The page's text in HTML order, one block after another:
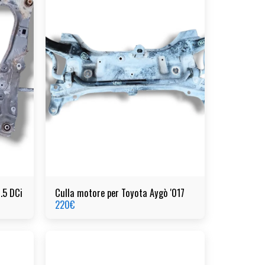
DCi
Culla motore per Toyota Aygò '017
220€